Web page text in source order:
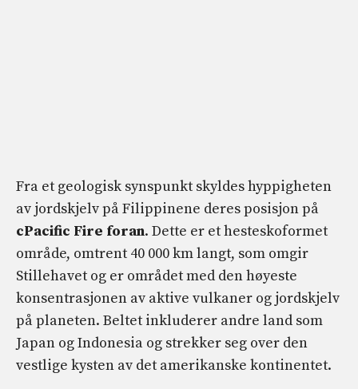
Fra et geologisk synspunkt skyldes hyppigheten
av jordskjelv på Filippinene deres posisjon på
cPacific Fire foran. Dette er et hesteskoformet
område, omtrent 40 000 km langt, som omgir
Stillehavet og er området med den høyeste
konsentrasjonen av aktive vulkaner og jordskjelv
på planeten. Beltet inkluderer andre land som
Japan og Indonesia og strekker seg over den
vestlige kysten av det amerikanske kontinentet.